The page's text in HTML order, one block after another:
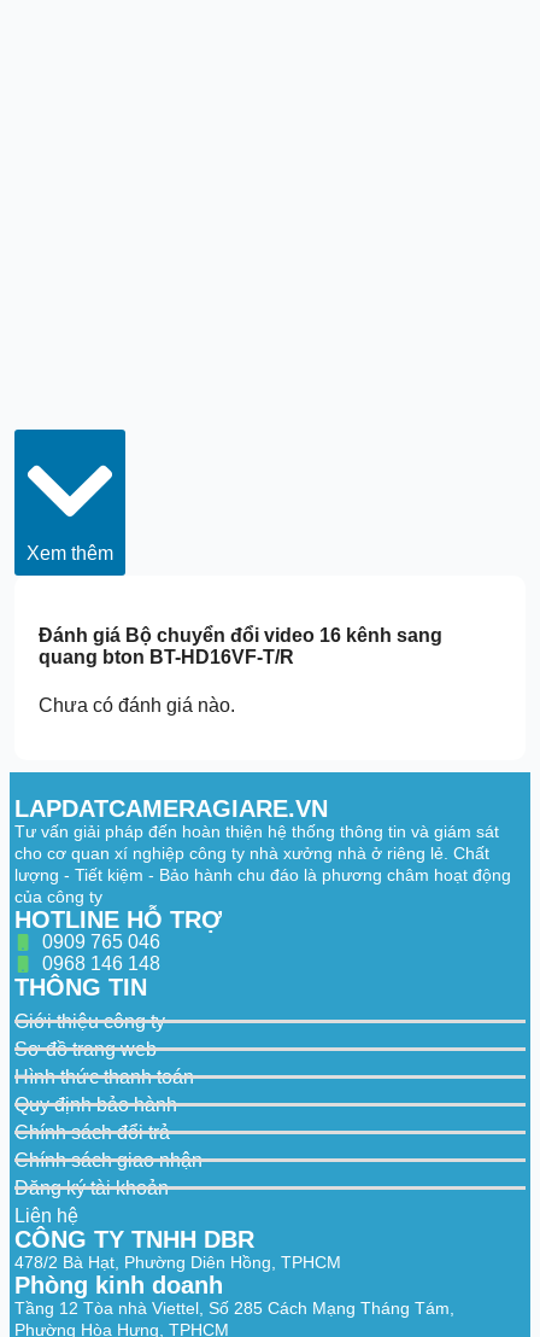
Xem thêm
Đánh giá Bộ chuyển đổi video 16 kênh sang
quang bton BT-HD16VF-T/R
Chưa có đánh giá nào.
LAPDATCAMERAGIARE.VN
Tư vấn giải pháp đến hoàn thiện hệ thống thông tin và giám sát
cho cơ quan xí nghiệp công ty nhà xưởng nhà ở riêng lẻ. Chất
lượng - Tiết kiệm - Bảo hành chu đáo là phương châm hoạt động
của công ty
HOTLINE HỖ TRỢ
0909 765 046
0968 146 148
THÔNG TIN
Giới thiệu công ty
Sơ đồ trang web
Hình thức thanh toán
Quy định bảo hành
Chính sách đổi trả
Chính sách giao nhận
Đăng ký tài khoản
Liên hệ
CÔNG TY TNHH DBR
478/2 Bà Hạt, Phường Diên Hồng, TPHCM
Phòng kinh doanh
Tầng 12 Tòa nhà Viettel, Số 285 Cách Mạng Tháng Tám,
Phường Hòa Hưng, TPHCM